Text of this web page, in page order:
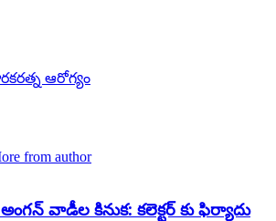
ఆరోగ్యం
from author
వాడీల కినుక: కలెక్టర్ కు ఫిర్యాదు